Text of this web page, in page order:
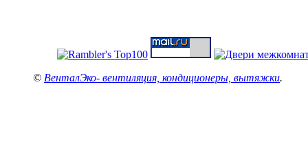
© ВенталЭко- вентиляция, кондиционеры, вытяжки.